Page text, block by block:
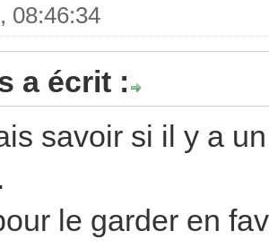
08:46:34
a écrit :
savoir si il y a
le garder en